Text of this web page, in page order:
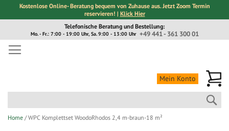
Kostenlose Online- Beratung bequem von Zuhause aus. Jetzt Zoom Termin
reservieren! | Klick Hier
Inhalt
Telefonische Beratung und Bestellung:
+49 441 - 361 300 01
Mo. - Fr.: 7:00 - 19:00 Uhr, Sa. 9:00 - 13:00 Uhr
Mein Konto
Home WPC Komplettset WoodoRhodos 2,4 m-braun-18 m²